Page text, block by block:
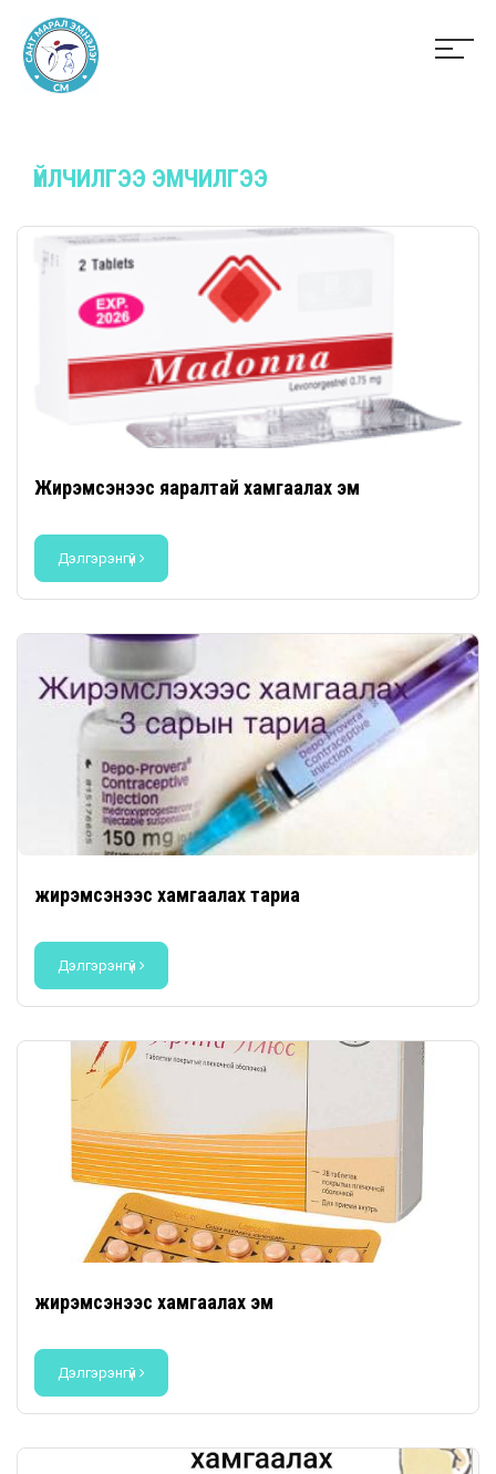
ҮЙЛЧИЛГЭЭ ЭМЧИЛГЭЭ
Жирэмсэнээс яаралтай хамгаалах эм
Дэлгэрэнгүй
жирэмсэнээс хамгаалах тариа
Дэлгэрэнгүй
жирэмсэнээс хамгаалах эм
Дэлгэрэнгүй